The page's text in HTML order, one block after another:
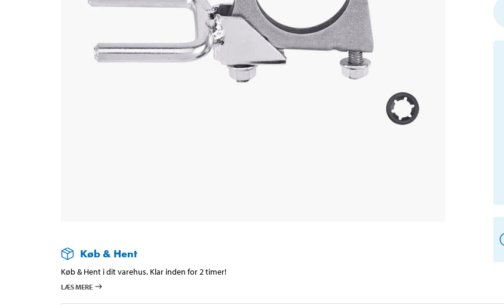
Køb & Hent
Køb & Hent i dit varehus. Klar inden for 2 timer!
LÆS MERE